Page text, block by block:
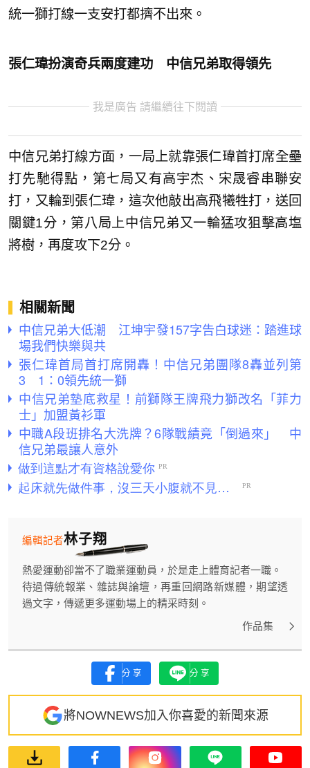
統一獅打線一支安打都擠不出來。
張仁瑋扮演奇兵兩度建功 中信兄弟取得領先
我是廣告 請繼續往下閱讀
中信兄弟打線方面，一局上就靠張仁瑋首打席全壘
打先馳得點，第七局又有高宇杰、宋晟睿串聯安
打，又輪到張仁瑋，這次他敲出高飛犧牲打，送回
關鍵1分，第八局上中信兄弟又一輪猛攻狙擊高塩
將樹，再度攻下2分。
相關新聞
中信兄弟大低潮 江坤宇發157字告白球迷：踏進球
場我們快樂與共
張仁瑋首局首打席開轟！中信兄弟團隊8轟並列第
3 1：0領先統一獅
中信兄弟墊底救星！前獅隊王牌飛力獅改名「菲力
士」加盟黃衫軍
中職A段班排名大洗牌？6隊戰績竟「倒過來」 中
信兄弟最讓人意外
林子翔
編輯記者
熱愛運動卻當不了職業運動員，於是走上體育記者一職。
待過傳統報業、雜誌與論壇，再重回網路新媒體，期望透
過文字，傳遞更多運動場上的精采時刻。
作品集
分享 分享
將NOWNEWS加入你喜愛的新聞來源